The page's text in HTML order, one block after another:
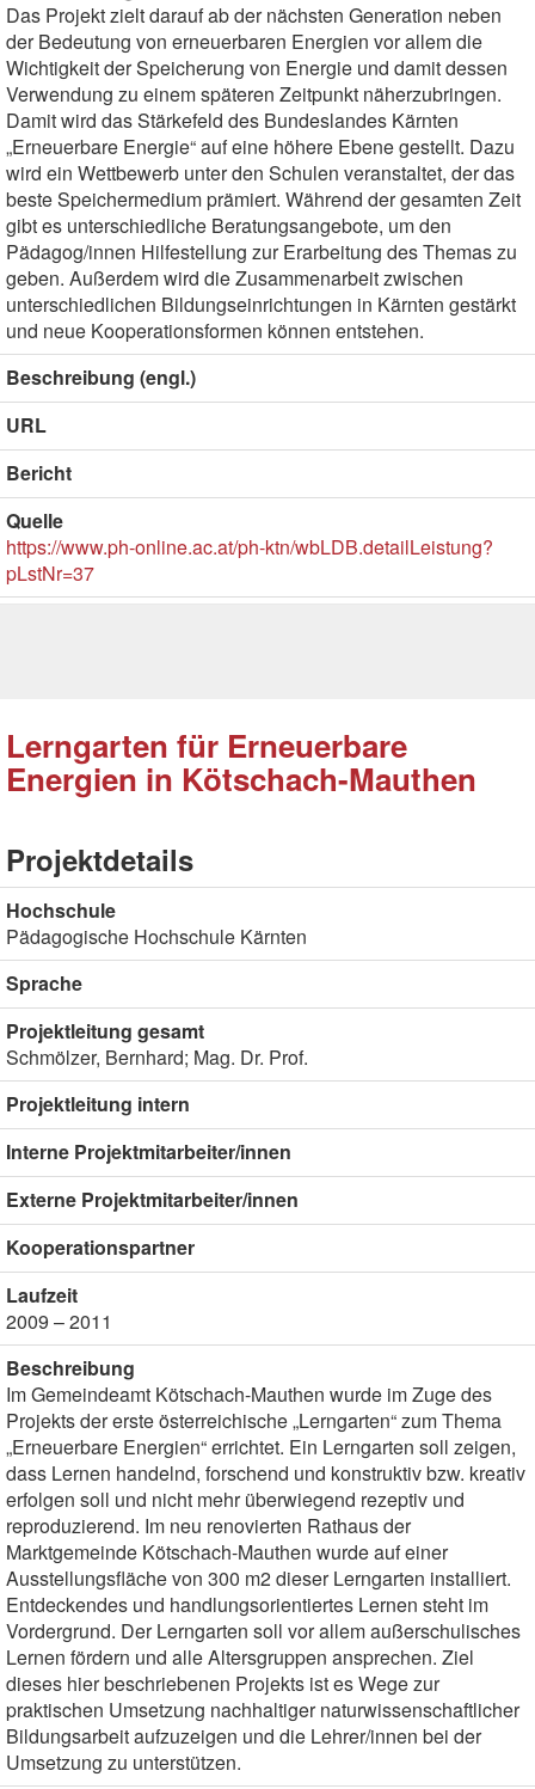
Das Projekt zielt darauf ab der nächsten Generation neben
der Bedeutung von erneuerbaren Energien vor allem die
Wichtigkeit der Speicherung von Energie und damit dessen
Verwendung zu einem späteren Zeitpunkt näherzubringen.
Damit wird das Stärkefeld des Bundeslandes Kärnten
„Erneuerbare Energie“ auf eine höhere Ebene gestellt. Dazu
wird ein Wettbewerb unter den Schulen veranstaltet, der das
beste Speichermedium prämiert. Während der gesamten Zeit
gibt es unterschiedliche Beratungsangebote, um den
Pädagog/innen Hilfestellung zur Erarbeitung des Themas zu
geben. Außerdem wird die Zusammenarbeit zwischen
unterschiedlichen Bildungseinrichtungen in Kärnten gestärkt
und neue Kooperationsformen können entstehen.
Beschreibung (engl.)
URL
Bericht
Quelle
https://www.ph-online.ac.at/ph-ktn/wbLDB.detailLeistung?
pLstNr=37
Lerngarten für Erneuerbare
Energien in Kötschach-Mauthen
Projektdetails
Hochschule
Pädagogische Hochschule Kärnten
Sprache
Projektleitung gesamt
Schmölzer, Bernhard; Mag. Dr. Prof.
Projektleitung intern
Interne Projektmitarbeiter/innen
Externe Projektmitarbeiter/innen
Kooperationspartner
Laufzeit
2009 – 2011
Beschreibung
Im Gemeindeamt Kötschach-Mauthen wurde im Zuge des
Projekts der erste österreichische „Lerngarten“ zum Thema
„Erneuerbare Energien“ errichtet. Ein Lerngarten soll zeigen,
dass Lernen handelnd, forschend und konstruktiv bzw. kreativ
erfolgen soll und nicht mehr überwiegend rezeptiv und
reproduzierend. Im neu renovierten Rathaus der
Marktgemeinde Kötschach-Mauthen wurde auf einer
Ausstellungsfläche von 300 m2 dieser Lerngarten installiert.
Entdeckendes und handlungsorientiertes Lernen steht im
Vordergrund. Der Lerngarten soll vor allem außerschulisches
Lernen fördern und alle Altersgruppen ansprechen. Ziel
dieses hier beschriebenen Projekts ist es Wege zur
praktischen Umsetzung nachhaltiger naturwissenschaftlicher
Bildungsarbeit aufzuzeigen und die Lehrer/innen bei der
Umsetzung zu unterstützen.